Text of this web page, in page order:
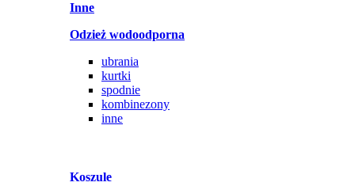
Inne
Odzież wodoodporna
ubrania
kurtki
spodnie
kombinezony
inne
Koszule